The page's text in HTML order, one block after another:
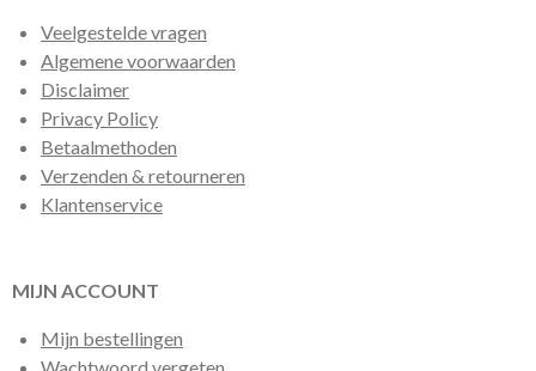
Veelgestelde vragen
Algemene voorwaarden
Disclaimer
Privacy Policy
Betaalmethoden
Verzenden & retourneren
Klantenservice
MIJN ACCOUNT
Mijn bestellingen
Wachtwoord vergeten